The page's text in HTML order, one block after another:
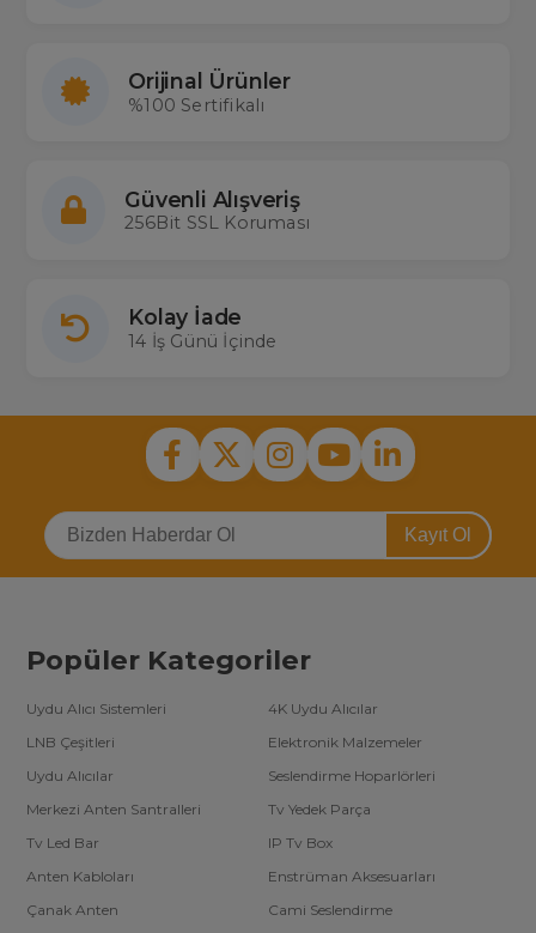
Orijinal Ürünler
%100 Sertifikalı
Güvenli Alışveriş
256Bit SSL Koruması
Kolay İade
14 İş Günü İçinde
Kayıt Ol
Popüler Kategoriler
Uydu Alıcı Sistemleri
4K Uydu Alıcılar
LNB Çeşitleri
Elektronik Malzemeler
Uydu Alıcılar
Seslendirme Hoparlörleri
Merkezi Anten Santralleri
Tv Yedek Parça
Tv Led Bar
IP Tv Box
Anten Kabloları
Enstrüman Aksesuarları
Çanak Anten
Cami Seslendirme